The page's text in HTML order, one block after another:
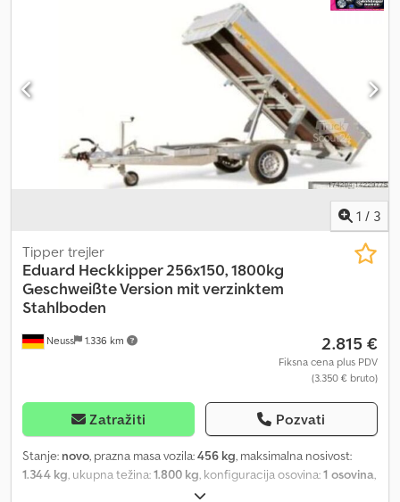
automatski potporni točkić, obeleživačka svetla, potpuno varena i
toplo pocinkovana šasija, kočnice, garancija uključena, Multiplex
pod sa protivkliznom slojem 15 mm, TÜV-sertifikovan sistem za
osiguranje tovara Hapert, nosači za vezivanje integrisani u bočni
okvir, dizajnirane šarke stranica radi lakšeg postavljanja mreže za
tovar, V-oblik vučne rudo, 4 uklonjiva ugaona stuba, 30 cm visoke
aluminijumske stranice sa robusnim ugrađenim zatvaračima,
prednja stranica sa šarkama, kukice za vezivanje na šasiji, U-profil
na zadnjem delu za jednostavnije postavljanje voznih rampi.
2025, Ifor Williams TT3621 ►
Zadnji kiperaš sa velikim uglom kipovanja ► Veličina tovarnog
prostora: cca 362x195x35 cm (D×Š×V) ► Dozvoljena ukupna masa:
3500 kg ► Masa praznog vozila: cca 990 kg Dcodpfxoxc I Urj Anyjk
► 12 V električna hidraulična pumpa i sopstvena baterija ►
Dopunjavanje baterije iz vučnog vozila ► Potpuno aluminijumski
pod ► Zadnja vrata se otvaraju odozgo i odozdo ► Maksimalni
ugao kipovanja 50° ► Punopravni rezervni točak Dodaci: ►
Rešetka za zaštitu svetala ► 8 x veznih prstena po 800 kg ►
Držači rampi ► Aluminijumske rampe – nosivost po paru: 3000 kg
► Gume sa offroad profilom – 185/70R13C ► Alatnica, zaključava
1 / 3
Neuss 1.336 km
Tipper trejler
Eduard Heckkipper 256x150, 1800kg
Geschweißte Version mit verzinktem
Stahlboden
2.815 €
Fiksna cena plus PDV
(3.350 € bruto)
Zatražiti Pozvati
Stanje: novo, prazna masa vozila:456 kg, maksimalna nosivost:
1.344 kg, ukupna težina:1.800 kg, konfiguracija osovina:1 osovina,
2.560 mm